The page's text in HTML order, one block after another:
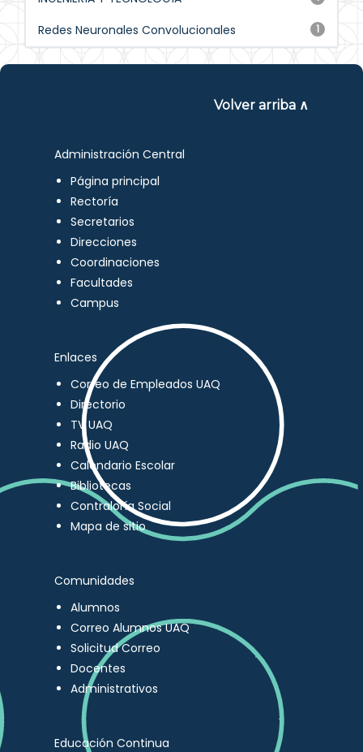
1
Redes Neuronales Convolucionales
Volver arriba ∧
Administración Central
Página principal
Rectoría
Secretarios
Direcciones
Coordinaciones
Facultades
Campus
Enlaces
Correo de Empleados UAQ
Directorio
TV UAQ
Radio UAQ
Calendario Escolar
Bibliotecas
Contraloría Social
Mapa de sitio
Comunidades
Alumnos
Correo Alumnos UAQ
Solicitud Correo
Docentes
Administrativos
Educación Continua